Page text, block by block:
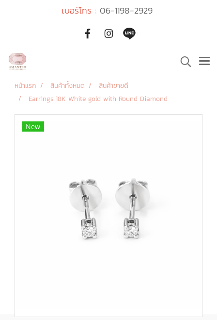
เบอร์โทร : 06-1198-2929
หน้าแรก สินค้าทั้งหมด
สินค้าขายดี
Earrings 18K White gold with Round Diamond
New